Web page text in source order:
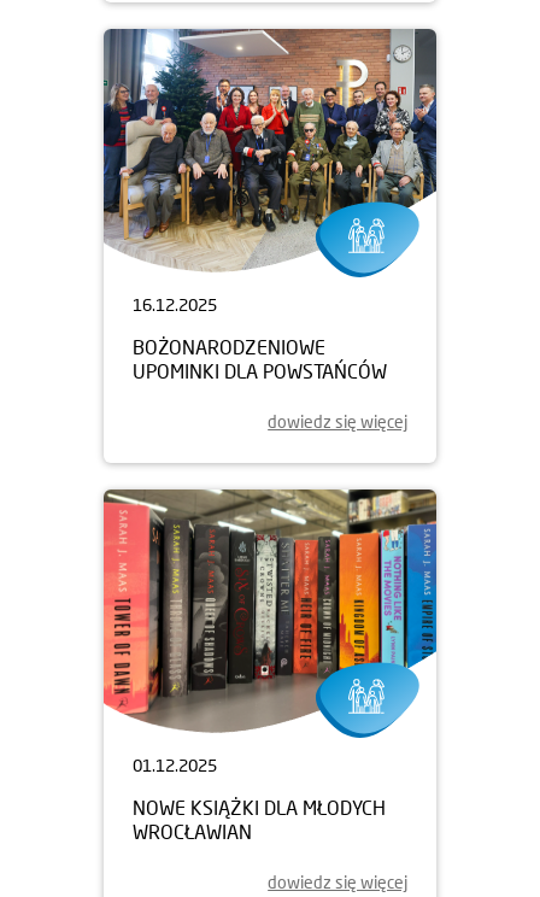
16.12.2025
BOŻONARODZENIOWE
UPOMINKI DLA POWSTAŃCÓW
dowiedz się więcej
01.12.2025
NOWE KSIĄŻKI DLA MŁODYCH
WROCŁAWIAN
dowiedz się więcej